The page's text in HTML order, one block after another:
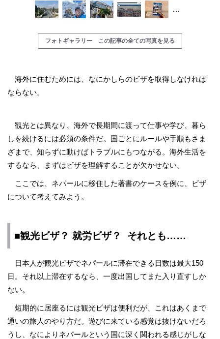
…
フォトギャラリー この記事の全ての写真を見る
海外に住むためには、なにかしらのビザを取得しなければ
ならない。
観光とは異なり、海外で長期間に渡って仕事や学び、暮ら
しを続けるには必須の条件だ。国ごとにルールや手順もさま
ざまで、知らずに動けばトラブルにもつながる。海外生活を
するなら、まずはビザを理解することが欠かせない。
ここでは、ネパールに移住した著書のケースを例に、ビザ
について考えてみよう。
■観光ビザ？ 就労ビザ？ それとも……
日本人が観光ビザでネパールに滞在できる日数は最大150
日。それ以上滞在するなら、一度出国してまた入り直すしか
ない。
短期的に居座るには観光ビザは便利だが、これはあくまで
通いの旅人のやり方だ。遊びに来ている感覚は抜けないだろ
うし、なによりネパールという国に深く関われる感じがしな